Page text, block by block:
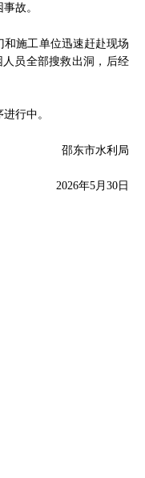
故。
施工单位迅速赶赴现场
人员全部搜救出洞，后经
行中。
邵东市水利局
2026年5月30日